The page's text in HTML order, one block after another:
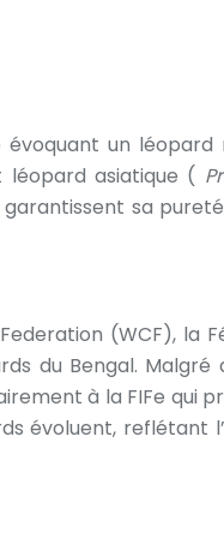
un
asiatique (
sa
(WCF),
du Bengal.
à la FIFe qui
évoluent, reflétant